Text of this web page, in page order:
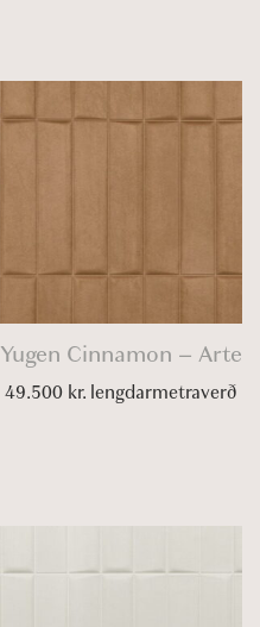
Yugen Cinnamon – Arte
49.500 kr. lengdarmetraverð